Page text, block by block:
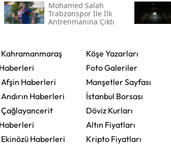
Mohamed Salah
Trabzonspor İle İlk
Antrenmanına Çıktı
Kahramanmaraş
Haberleri
Afşin Haberleri
Andırın Haberleri
Çağlayancerit
Haberleri
Ekinözü Haberleri
Köşe Yazarları
Foto Galeriler
Manşetler Sayfası
İstanbul Borsası
Döviz Kurları
Altın Fiyatları
Kripto Fiyatları